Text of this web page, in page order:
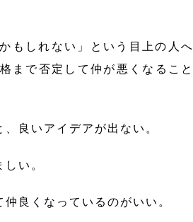
もしれない」という目上の人へ
で否定して仲が悪くなること
良いアイデアが出ない。
い。
良くなっているのがいい。